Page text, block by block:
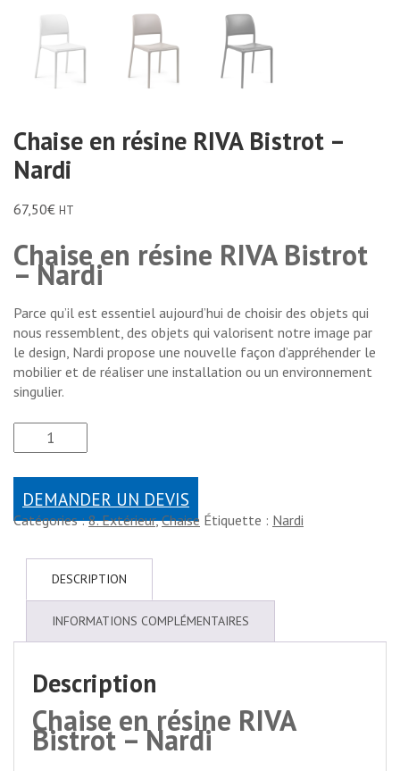
Chaise en résine RIVA Bistrot –
Nardi
67,50€ HT
Chaise en résine RIVA Bistrot
– Nardi
Parce qu’il est essentiel aujourd’hui de choisir des objets qui
nous ressemblent, des objets qui valorisent notre image par
le design, Nardi propose une nouvelle façon d’appréhender le
mobilier et de réaliser une installation ou un environnement
singulier.
DEMANDER UN DEVIS
Catégories :8. Extérieur,Chaise Étiquette : Nardi
DESCRIPTION
INFORMATIONS COMPLÉMENTAIRES
Description
Chaise en résine RIVA
Bistrot – Nardi